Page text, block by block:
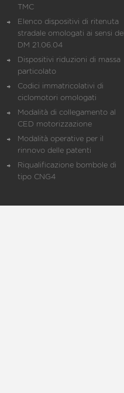
TMC
Elenco dispositivi di ritenuta
stradale omologati ai sensi del
DM 21.06.04
Dispositivi riduzioni di massa
particolato
Codici immatricolativi di
ciclomotori omologati
Modalità di collegamento al
CED motorizzazione
Modalità operative per il
rinnovo delle patenti
Riqualificazione bombole di
tipo CNG4